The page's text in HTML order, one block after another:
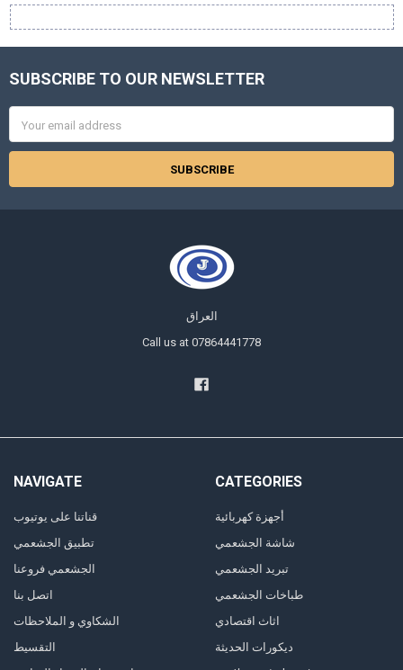
Footer
SUBSCRIBE TO OUR NEWSLETTER
Address
العراق
Call us at 07864441778
NAVIGATE
قناتنا على يوتيوب
تطبيق الجشعمي
الجشعمي فروعنا
اتصل بنا
الشكاوي و الملاحظات
التقسيط
CATEGORIES
أجهزة كهربائية
شاشة الجشعمي
تبريد الجشعمي
طباخات الجشعمي
اثاث اقتصادي
ديكورات الحديثة